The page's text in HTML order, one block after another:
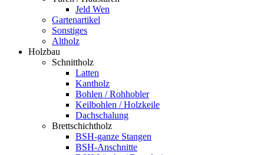
Jeld Wen
Gartenartikel
Sonstiges
Altholz
Holzbau
Schnittholz
Latten
Kantholz
Bohlen / Rohhobler
Keilbohlen / Holzkeile
Dachschalung
Brettschichtholz
BSH-ganze Stangen
BSH-Anschnitte